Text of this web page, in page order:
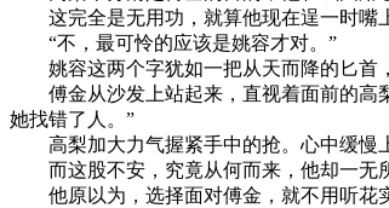
这完全是无用功，就算他现在逞一时嘴
“不，最可怜的应该是姚容才对。”
姚容这两个字犹如一把从天而降的匕首，
傅金从沙发上站起来，直视着面前的高梨
她找错了人。”
高梨加大力气握紧手中的抢。心中缓慢上
而这股不安，究竟从何而来，他却一无
他原以为，选择面对傅金，就不用听花